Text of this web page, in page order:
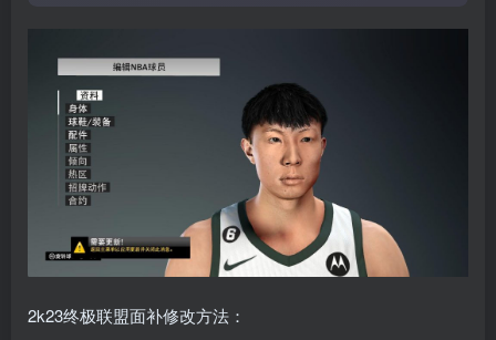
2k23终极联盟面补修改方法：